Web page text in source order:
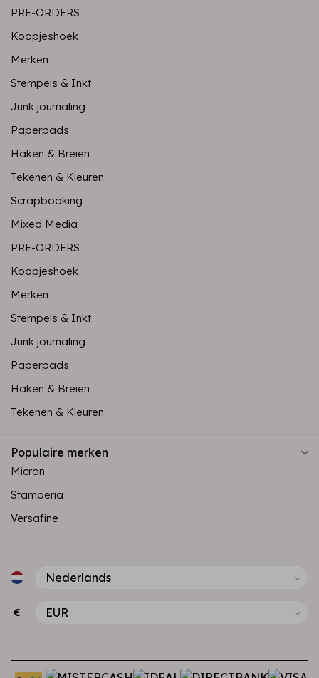
PRE-ORDERS
Koopjeshoek
Merken
Stempels & Inkt
Junk journaling
Paperpads
Haken & Breien
Tekenen & Kleuren
Scrapbooking
Mixed Media
PRE-ORDERS
Koopjeshoek
Merken
Stempels & Inkt
Junk journaling
Paperpads
Haken & Breien
Tekenen & Kleuren
Populaire merken
Micron
Stamperia
Versafine
€